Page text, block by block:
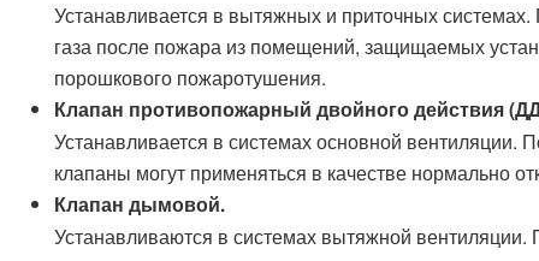
Устанавливается в вытяжных и приточных
газа после пожара из помещений, защищаемых
порошкового пожаротушения.
Клапан противопожарный двойного действия
Устанавливается в системах основной вентиляции.
клапаны могут применяться в качестве нормально
Клапан дымовой.
Устанавливаются в системах вытяжной